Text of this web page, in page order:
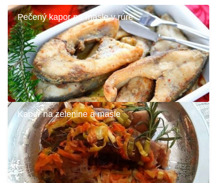
Pečený kapor na masle v rúre
Kapor na zelenine a masle